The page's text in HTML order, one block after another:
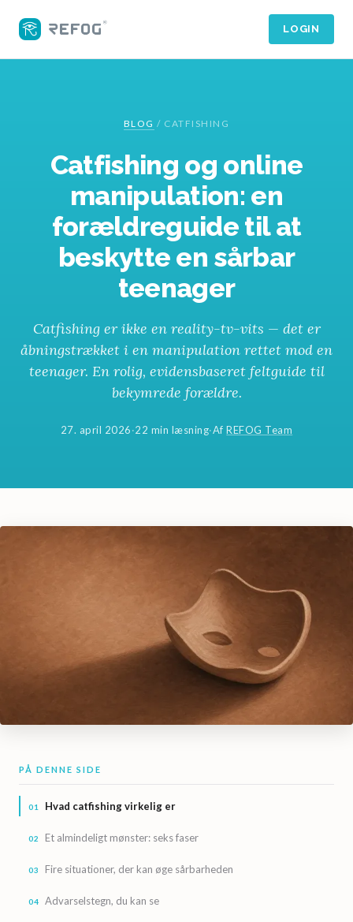
LOGIN
BLOG / CATFISHING
Catfishing og online
manipulation: en
forældreguide til at
beskytte en sårbar
teenager
Catfishing er ikke en reality-tv-vits — det er
åbningstrækket i en manipulation rettet mod en
teenager. En rolig, evidensbaseret feltguide til
bekymrede forældre.
27. april 2026·22 min læsning·AfREFOG Team
PÅ DENNE SIDE
Hvad catfishing virkelig er
Et almindeligt mønster: seks faser
Fire situationer, der kan øge sårbarheden
Advarselstegn, du kan se